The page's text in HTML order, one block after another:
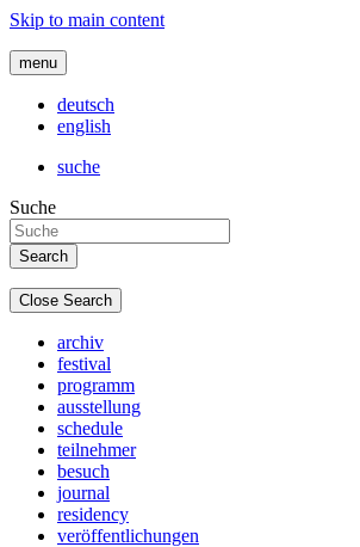
Skip to main content
menu
deutsch
english
suche
Suche
Close Search
archiv
festival
programm
ausstellung
schedule
teilnehmer
besuch
journal
residency
veröffentlichungen